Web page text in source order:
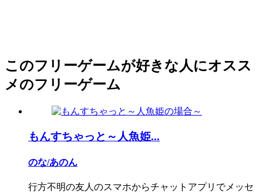
このフリーゲームが好きな人にオスス
メのフリーゲーム
もんすちゃっと～人魚姫...
のな/あのん
行方不明の友人のスマホからチャットアプリでメッセ